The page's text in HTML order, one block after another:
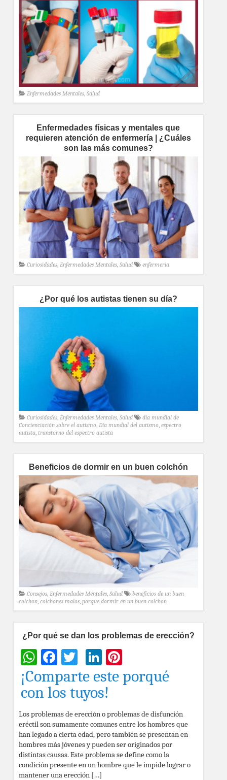
Enfermedades Mentales, Salud
Enfermedades físicas y mentales que
requieren atención de enfermería | ¿Cuáles
son las más comunes?
Curiosidades Enfermedades Mentales Salud enfermeria
¿Por qué los autistas tienen su día?
Curiosidades Enfermedades Mentales Salud
día mundial de
Concienciación sobre el autismo Día mundial del autismo espectro
autista transtorno del espectro autista
Beneficios de dormir en un buen colchón
Consejos, Enfermedades Mentales, Salud
beneficios de un buen
colchon, colchones malos, porque dormir en un buen colchon
¿Por qué se dan los problemas de erección?
WhatsApp
Facebook
TwitterLinkedIn
¡Comparte este porqué
con los tuyos!
Los problemas de erección o problemas de disfunción
eréctil son sumamente comunes entre los hombres que
han legado a cierta edad, pero también se presentan en
hombres más jóvenes y pueden ser originados por
distintas causas. Este problema se define como la
condición presente en un hombre que le impide lograr o
mantener una erección […]